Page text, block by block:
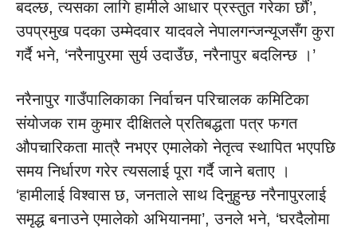
बदल्छ, त्यसका लागि हामीले आधार प्रस्तुत गरेका छौं’,
उपप्रमुख पदका उम्मेदवार यादवले नेपालगन्जन्यूजसँग कुरा
गर्दै भने, ‘नरैनापुरमा सुर्य उदाउँछ, नरैनापुर बदलिन्छ ।’
नरैनापुर गाउँपालिकाका निर्वाचन परिचालक कमिटिका
संयोजक राम कुमार दीक्षितले प्रतिबद्धता पत्र फगत
औपचारिकता मात्रै नभएर एमालेको नेतृत्व स्थापित भएपछि
समय निर्धारण गरेर त्यसलाई पूरा गर्दै जाने बताए ।
‘हामीलाई विश्वास छ, जनताले साथ दिनुहुन्छ नरैनापुरलाई
समृद्ध बनाउने एमालेको अभियानमा’, उनले भने, ‘घरदैलोमा